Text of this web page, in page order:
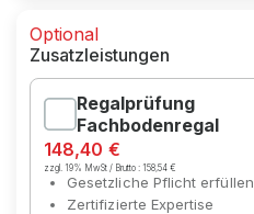
Optional
Zusatzleistungen
Regalprüfung
Fachbodenregal
148,40 €
zzgl. 19% MwSt / Brutto :158,54 €
Gesetzliche Pflicht erfüllen
Zertifizierte Expertise